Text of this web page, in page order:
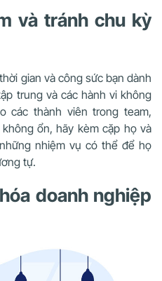
và tránh chu kỳ
gian và công sức bạn dành
trung và các hành vi không
các thành viên trong team,
ổn, hãy kèm cặp họ và
nhiệm vụ có thể để họ
tự.
doanh nghiệp